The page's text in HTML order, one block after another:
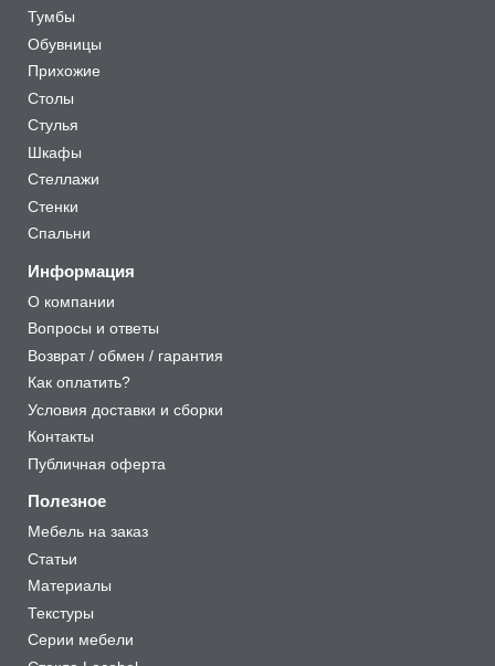
Тумбы
Обувницы
Прихожие
Столы
Стулья
Шкафы
Стеллажи
Стенки
Спальни
Информация
О компании
Вопросы и ответы
Возврат / обмен / гарантия
Как оплатить?
Условия доставки и сборки
Контакты
Публичная оферта
Полезное
Мебель на заказ
Статьи
Материалы
Текстуры
Серии мебели